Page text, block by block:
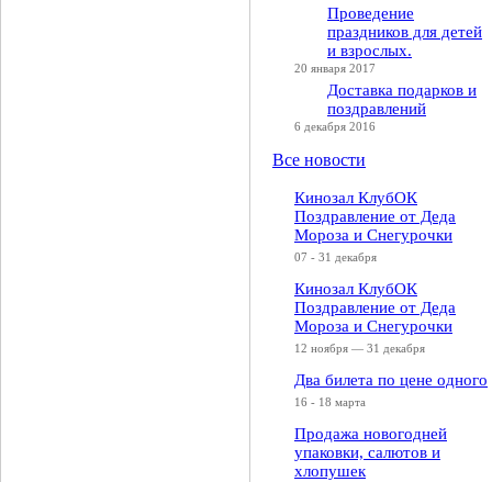
Проведение
праздников для детей
и взрослых.
20 января 2017
Доставка подарков и
поздравлений
6 декабря 2016
Все новости
Кинозал КлубОК
Поздравление от Деда
Мороза и Снегурочки
07 - 31 декабря
Кинозал КлубОК
Поздравление от Деда
Мороза и Снегурочки
12 ноября — 31 декабря
Два билета по цене одного
16 - 18 марта
Продажа новогодней
упаковки, салютов и
хлопушек